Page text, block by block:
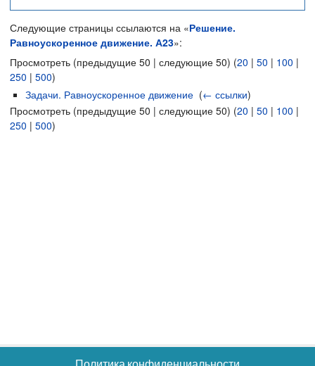
Следующие страницы ссылаются на «Решение.
Равноускоренное движение. А23»:
Просмотреть (предыдущие 50 | следующие 50) (20 | 50 | 100 |
250 | 500)
Задачи. Равноускоренное движение (← ссылки)
Просмотреть (предыдущие 50 | следующие 50) (20 | 50 | 100 |
250 | 500)
Политика конфиденциальности